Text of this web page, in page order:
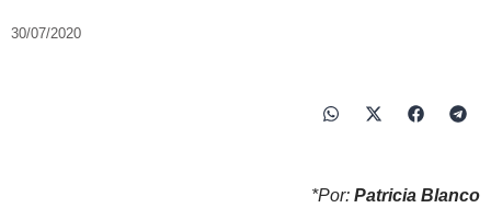
30/07/2020
*Por: Patricia Blanco